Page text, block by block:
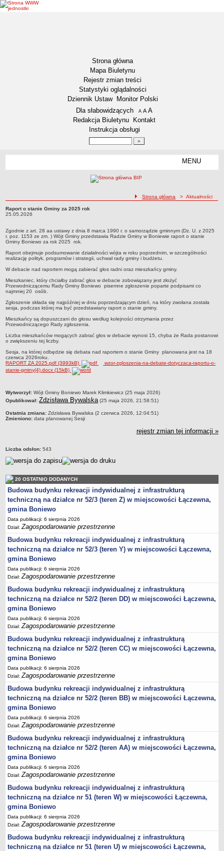
Strona główna
Mapa Biuletynu
Rejestr zmian treści
Statystyki oglądalności
Dziennik Ustaw
Monitor Polski
Menu dodatkowe
Dla słabowidzących A pomniejsz czcionkę
A standardowy rozmiar czcionki
A
Redakcja Biuletynu
Kontakt
Instrukcja obsługi
MENU
Zadania publiczne
Zabytki Gminy
Plan ogólny Gminy Boniewo
Miejscowy Plan Zagospodarowania Przestrzennego wybranych
terenów Gminy Boniewo
System Informacji Przestrzennej e-mapa
petycje
ponowne wykorzystywanie
pomoc prawna
Punkt potwierdzania profilu zaufanego
Porozumienia
Infromacje w zakresie preferencyjnego paliwa stałego
WŁADZE I STRUKTURA
Rada gminy
Urząd gminy
Jednostki organizacyjne
jednostki pomocnicze /sołectwa Gminy Boniewo/
Gminne Instytucje Kultury
Nabór pracowników na stanowiska pracy
Deklaracja dostępności strony internetowej Urzędu Gminy Boniewo
RODO
REJESTRY
Rejestry i ewidencje
Rejestr działalności regulowanej
Ewidencja udzielonych i cofniętych zezwoleń na prowadzenie
Zbiorowego Zaopatrzenia w Wodę i Zbiorowego Odprowadzania
Ścieków
Rejestr Instytucji Kultury
Zestawienie przedsiębiorców w zakresie opróżniania zbiorników
bezodpływowych lub osadników
AKTUALNOŚCI GMINY BONIEWO
FINANSE GMINY
Majątek gminy
Budżet
sprawozdania z wykonania budżetu
Plan postępowań na 2026 rok
Plan postępowań o udzielenie zamówień na rok 2025
Plan postępowań na rok 2024
Plan postępowań o udzielenie zamówień na rok 2023
Plan postępowań o udzielenie zamówień na rok 2022
Plan postępowań w 2021 roku
Plan postępowań o udzielenie zamówień w 2020 roku
Plan postępowań o udzielenie zamówień na 2019
Plan postępowań o udzielenie zamówień w 2018 roku
Plan postępowań o udzielenie zamówień w 2017 roku
Dług publiczny, Pomoc publiczna
Realizacja inwestycji
przetargi
ścieżka nawigacji
Strona główna > Aktualności
Raport o stanie Gminy za 2025 rok 25.05.2026
Raport o stanie Gminy za 2025 rok
25.05.2026
Zgodnie z art. 28 aa ustawy z dnia 8 marca 1990 r. o samorządzie gminnym (Dz. U. z 2025
r. poz. 1153 ze zm. ) Wójt Gminy przedstawia Radzie Gminy w Boniewie raport o stanie
Gminy Boniewo za rok 2025 rok.
Raport obejmuje podsumowanie działalności wójta w roku poprzednim, w szczególności
realizację polityk, programów i strategii, uchwał rady gminy i budżetu.
W debacie nad raportem mogą zabierać głos radni oraz mieszkańcy gminy.
Mieszkaniec, który chciałby zabrać głos w debacie zobowiązany jest złożyć
Przewodniczącemu Rady Gminy Boniewo pisemne zgłoszenie poparte podpisami co
najmniej 20 osób.
Zgłoszenie składa się najpóźniej w dniu poprzedzającym dzień, na który zwołana została
sesja, podczas której ma być przedstawiany raport o stanie gminy.
Mieszkańcy są dopuszczani do głosu według kolejności otrzymania przez
Przewodniczącego Rady zgłoszenia.
Liczba mieszkańców mogących zabrać głos w debacie wynosi 15, chyba że Rada postanowi
o zwiększeniu tej liczby.
Sesja, na której odbędzie się debata nad raportem o stanie Gminy planowana jest na 18
czerwca 2026roku.
RAPORT ZA 2025.pdf (3993kB)
wzor-zgloszenia-na-debate-dotyczaca-raportu-o-
stanie-gminy(4).docx (15kB)
metryczka
Wytworzył: Wójt Gminy Boniewo Marek Klimkiewicz (25 maja 2026)
Opublikował: Zdzisława Bywalska (25 maja 2026, 21:58:51)
Ostatnia zmiana: Zdzisława Bywalska (2 czerwca 2026, 12:04:51)
Zmieniono: data planowanej Sesji
rejestr zmian tej informacji »
Liczba odsłon: 543
20 OSTATNIO DODANYCH
Budowa budynku rekreacji indywidualnej z infrastrukturą
techniczną na działce nr 52/3 (teren Z) w miejscowości Łączewna,
gmina Boniewo
Data publikacji: 6 sierpnia 2026
Dział:Zagospodarowanie przestrzenne
Budowa budynku rekreacji indywidualnej z infrastrukturą
techniczną na działce nr 52/3 (teren Y) w miejscowości Łączewna,
gmina Boniewo
Data publikacji: 6 sierpnia 2026
Dział:Zagospodarowanie przestrzenne
Budowa budynku rekreacji indywidualnej z infrastrukturą
techniczną na działce nr 52/2 (teren DD) w miejscowości Łączewna,
gmina Boniewo
Data publikacji: 6 sierpnia 2026
Dział:Zagospodarowanie przestrzenne
Budowa budynku rekreacji indywidualnej z infrastrukturą
techniczną na działce nr 52/2 (teren CC) w miejscowości Łączewna,
gmina Boniewo
Data publikacji: 6 sierpnia 2026
Dział:Zagospodarowanie przestrzenne
Budowa budynku rekreacji indywidualnej z infrastrukturą
techniczną na działce nr 52/2 (teren BB) w miejscowości Łączewna,
gmina Boniewo
Data publikacji: 6 sierpnia 2026
Dział:Zagospodarowanie przestrzenne
Budowa budynku rekreacji indywidualnej z infrastrukturą
techniczną na działce nr 52/2 (teren AA) w miejscowości Łączewna,
gmina Boniewo
Data publikacji: 6 sierpnia 2026
Dział:Zagospodarowanie przestrzenne
Budowa budynku rekreacji indywidualnej z infrastrukturą
techniczną na działce nr 51 (teren W) w miejscowości Łączewna,
gmina Boniewo
Data publikacji: 6 sierpnia 2026
Dział:Zagospodarowanie przestrzenne
Budowa budynku rekreacji indywidualnej z infrastrukturą
techniczną na działce nr 51 (teren U) w miejscowości Łączewna,